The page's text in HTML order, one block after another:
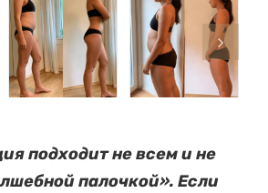
подходит не всем и не
палочкой». Если